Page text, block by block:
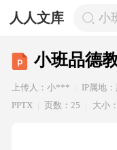
人人文库 小
小班品德
上传人：小*** IP属地
PPTX
页数：25 大小